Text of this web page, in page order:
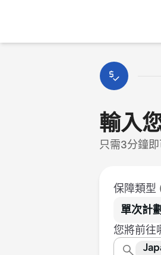
輸入
只需3分鐘
保障類型
單次計劃
您將前往